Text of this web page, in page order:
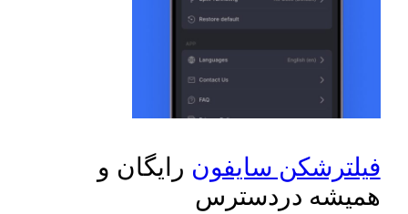
فیلترشکن سایفون رایگان و
همیشه دردسترس